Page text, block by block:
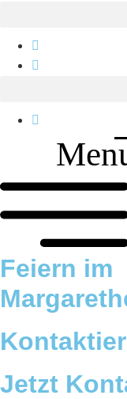
wechseln
Feiern im
Jetzt